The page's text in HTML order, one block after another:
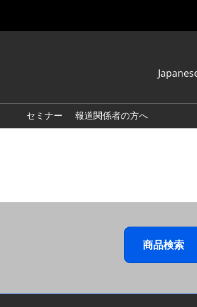
English
繁體中文
セミナー 報道関係者の方へ
商品検索